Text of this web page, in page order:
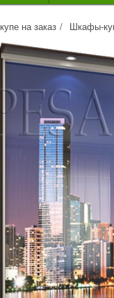
на заказ Шкафы-